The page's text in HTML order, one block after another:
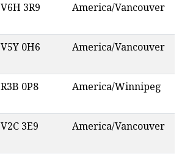
V6H 3R9 America/Vancouver
V5Y 0H6 America/Vancouver
R3B 0P8 America/Winnipeg
V2C 3E9 America/Vancouver